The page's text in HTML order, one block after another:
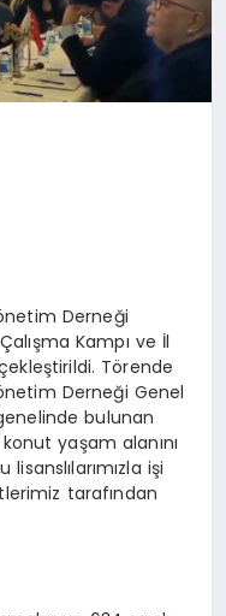
Derneği
Kampı ve İl
Törende
Derneği Genel
bulunan
yaşam alanını
işi
tarafından